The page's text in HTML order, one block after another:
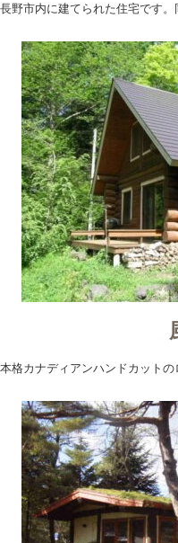
長野市内に建てられた住宅です
本格カナディアンハンドカット